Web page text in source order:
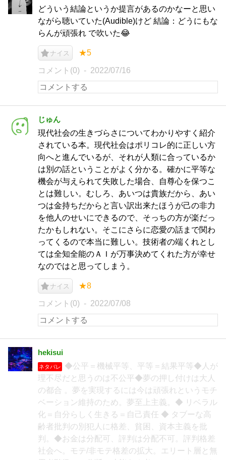
どういう結論というか提言があるのかなーと思い
ながら聴いていた(Audible)けど 結論：どうにもな
らんが頑張れ で吹いた😂
ナイス ★5
コメント(0) 2022/07/16
じゅん
現代社会の生きづらさについてわかりやすく紹介
されている本。現代社会はポリコレ的に正しい方
向へと進んでいるが、それが人類に合っているか
は別の話ということがよく分かる。確かに平等な
機会が与えられて失敗した場合、自尊心を保つこ
とは難しい。むしろ、あいつは貴族だから、あい
つは金持ちだからと言い訳出来たほうが己の非力
を他人のせいにできるので、そっちの方が楽だっ
たかもしれない。そこにさらに恋愛の話まで関わ
ってくるので本当に難しい。技術者の端くれとし
ては全知全能のＡＩが万事決めてくれた方が幸せ
なのではと思ってしまう。
ナイス ★8
コメント(0) 2022/07/08
hekisui
ネタバレ
◆公平＝機械平等、平等＝結果平等◆人が
理不尽だと思うのは不公平◆夢の押し付けは大人
の都合 。夢を実現するには今は頑張れというモチ
ベーション維持のため。夢至上主義。◆ リベラル
化＝自分らしく生きる＝自己責任 ◆ タブーな高
齢者批判の別犯人に格差、貧困、資本主義を批
判。◆お金は分配可、評判は分配不可。評判格差
社会へ。モテ/非モテ格差の拡大。エリート層と無